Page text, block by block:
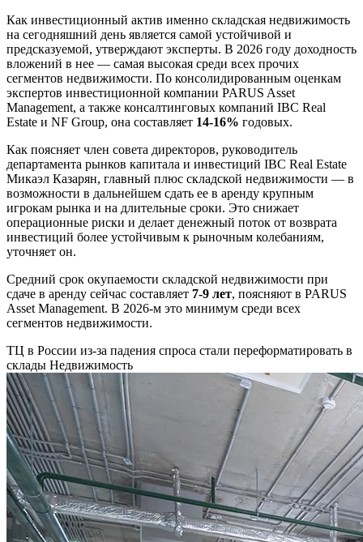
Как инвестиционный актив именно складская недвижимость
на сегодняшний день является самой устойчивой и
предсказуемой, утверждают эксперты. В 2026 году доходность
вложений в нее — самая высокая среди всех прочих
сегментов недвижимости. По консолидированным оценкам
экспертов инвестиционной компании PARUS Asset
Management, а также консалтинговых компаний IBC Real
Estate и NF Group, она составляет 14-16% годовых.
Как поясняет член совета директоров, руководитель
департамента рынков капитала и инвестиций IBC Real Estate
Микаэл Казарян, главный плюс складской недвижимости — в
возможности в дальнейшем сдать ее в аренду крупным
игрокам рынка и на длительные сроки. Это снижает
операционные риски и делает денежный поток от возврата
инвестиций более устойчивым к рыночным колебаниям,
уточняет он.
Средний срок окупаемости складской недвижимости при
сдаче в аренду сейчас составляет 7-9 лет, поясняют в PARUS
Asset Management. В 2026-м это минимум среди всех
сегментов недвижимости.
ТЦ в России из-за падения спроса стали переформатировать в
склады Недвижимость